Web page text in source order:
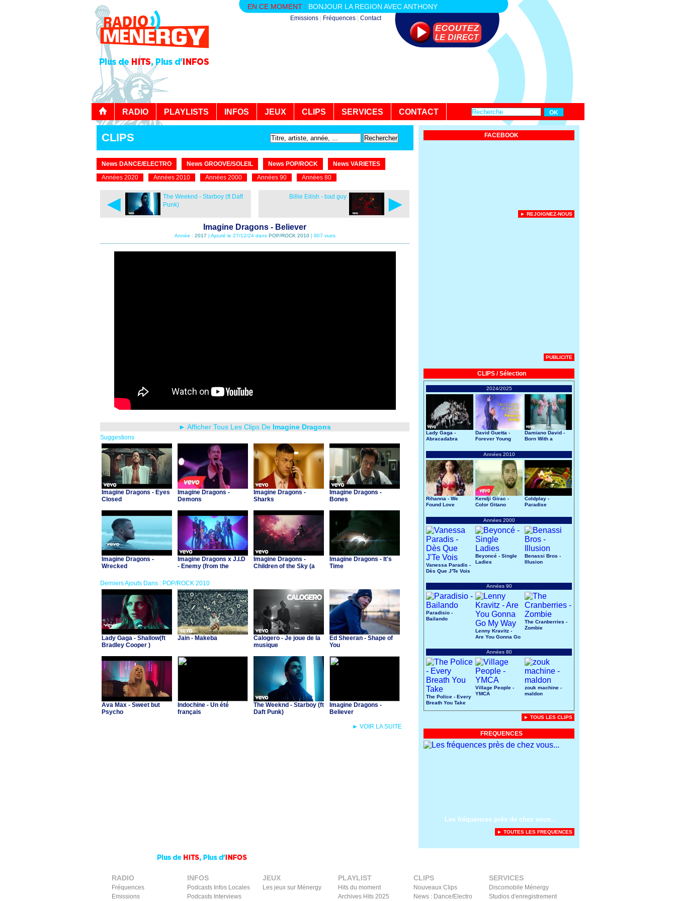
EN CE MOMENT : BONJOUR LA REGION AVEC ANTHONY
Emissions Fréquences Contact
RADIO PLAYLISTS INFOS JEUX CLIPS SERVICES CONTACT
CLIPS
News DANCE/ELECTRO News GROOVE/SOLEIL News POP/ROCK
News VARIETES
Années 2020
Années 2010 Années 2000 Années 90 Années 80
◄
The Weeknd - Starboy (ft Daft
Punk)
►
Billie Eilish - bad guy
Imagine Dragons - Believer
Année : 2017 | Ajouté le 27/12/24 dans POP/ROCK 2010| 907 vues
► Afficher Tous Les Clips De Imagine Dragons
Suggestions
Imagine Dragons - Eyes
Closed
Imagine Dragons -
Demons
Imagine Dragons -
Sharks
Imagine Dragons -
Bones
Imagine Dragons -
Wrecked
Imagine Dragons x J.I.D
- Enemy (from the
Legends)
Imagine Dragons -
Children of the Sky (a
Imagine Dragons - It's
Time
Derniers Ajouts Dans : POP/ROCK 2010
Lady Gaga - Shallow(ft
Bradley Cooper )
Jain - Makeba
Calogero - Je joue de la
musique
Ed Sheeran - Shape of
You
Ava Max - Sweet but
Psycho
Indochine - Un été
français
The Weeknd - Starboy (ft
Daft Punk)
Imagine Dragons -
Believer
► VOIR LA SUITE
FACEBOOK
► REJOIGNEZ-NOUS
PUBLICITE
CLIPS / Sélection
2024/2025
Lady Gaga -
Abracadabra
David Guetta -
Forever Young
Damiano David -
Born With a
Années 2010
Rihanna - We
Found Love
Kendji Girac -
Color Gitano
Coldplay -
Paradise
Années 2000
Vanessa Paradis -
Dès Que J'Te Vois
Beyoncé - Single
Ladies
Benassi Bros -
Illusion
Années 90
Paradisio -
Bailando
Lenny Kravitz -
Are You Gonna Go
The Cranberries -
Zombie
Années 80
The Police - Every
Breath You Take
Village People -
YMCA
zouk machine -
maldon
► TOUS LES CLIPS
FREQUENCES
Les fréquences près de chez vous...
► TOUTES LES FREQUENCES
RADIO
Fréquences
Emissions
INFOS
Podcasts Infos Locales
Podcasts Interviews
JEUX
Les jeux sur Ménergy
PLAYLIST
Hits du moment
Archives Hits 2025
CLIPS
Nouveaux Clips
News : Dance/Electro
SERVICES
Discomobile Ménergy
Studios d'enregistrement